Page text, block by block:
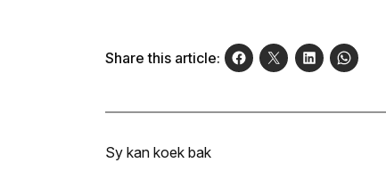
Share this article:
Sy kan koek bak